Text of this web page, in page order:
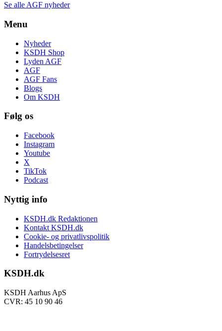
Se alle AGF nyheder
Menu
Nyheder
KSDH Shop
Lyden AGF
AGF
AGF Fans
Blogs
Om KSDH
Følg os
Facebook
Instagram
Youtube
X
TikTok
Podcast
Nyttig info
KSDH.dk Redaktionen
Kontakt KSDH.dk
Cookie- og privatlivspolitik
Handelsbetingelser
Fortrydelsesret
KSDH.dk
KSDH Aarhus ApS
CVR: 45 10 90 46